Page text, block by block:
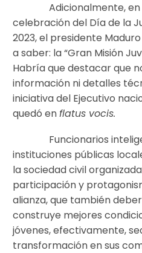
Adicionalmente, en
celebración del Día de la
2023, el presidente
a saber: la “Gran Misión
Habría que destacar que
información ni detalles
iniciativa del Ejecutivo
quedó enflatus vocis.
Funcionarios
instituciones públicas
la sociedad civil
participación y
alianza, que también
construye mejores
jóvenes, efectivamente,
transformación en sus